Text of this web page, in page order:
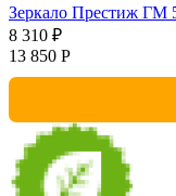
Зеркало Престиж ГМ
8 310 ₽
13 850 Р